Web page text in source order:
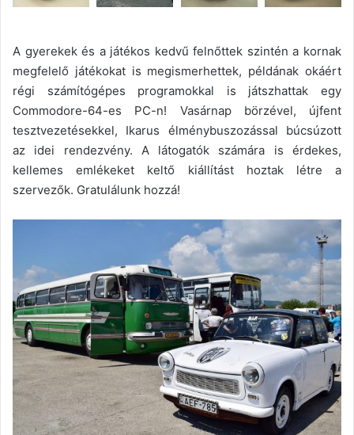
A gyerekek és a játékos kedvű felnőttek szintén a kornak
megfelelő játékokat is megismerhettek, példának okáért
régi számítógépes programokkal is játszhattak egy
Commodore-64-es PC-n! Vasárnap börzével, újfent
tesztvezetésekkel, Ikarus élménybuszozással búcsúzott
az idei rendezvény. A látogatók számára is érdekes,
kellemes emlékeket keltő kiállítást hoztak létre a
szervezők. Gratulálunk hozzá!